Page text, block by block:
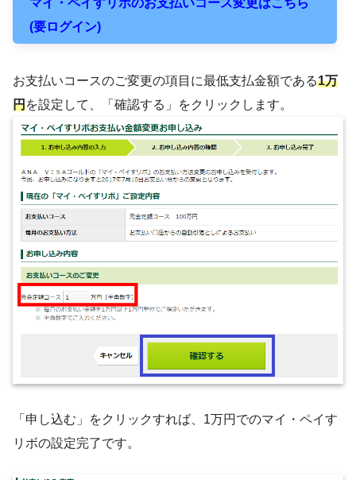
(要ログイン)
お支払いコースのご変更の項目に最低支払金額である1万
円を設定して、「確認する」をクリックします。
「申し込む」をクリックすれば、1万円でのマイ・ペイす
リボの設定完了です。